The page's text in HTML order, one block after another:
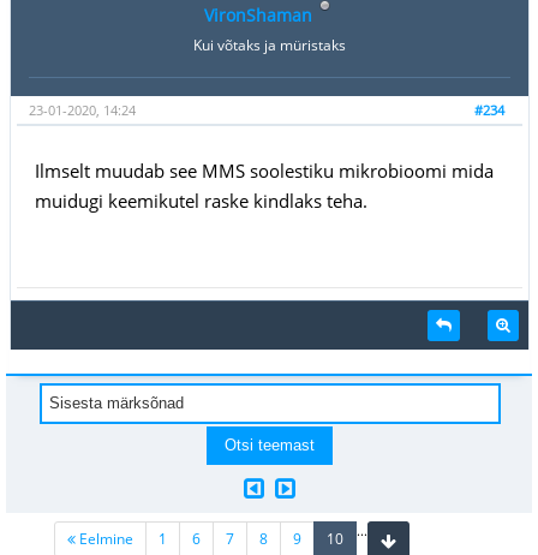
VironShaman
Kui võtaks ja müristaks
#234
23-01-2020, 14:24
Ilmselt muudab see MMS soolestiku mikrobioomi mida
muidugi keemikutel raske kindlaks teha.
Eelmine 1 ...
6 7 8 9 10(current)